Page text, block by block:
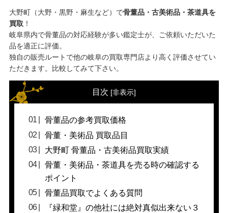
大野町（大野・黒野・麻生など）で骨董品・古美術品・茶道具を
買取 ！
岐阜県内で骨董品の対応経験が多い鑑定士が、ご依頼いただいた
品を適正に評価。
独自の販売ルートで他の岐阜の買取専門店より高く評価させてい
ただきます。比較してみて下さい。
目次 [非表示]
骨董品の参考買取価格
骨董・美術品 買取品目
大野町 骨董品・古美術品買取実績
骨董・美術品・茶道具を売る時の確認する
ポイント
骨董品買取でよくある質問
『緑和堂』の他社には絶対真似出来ない３